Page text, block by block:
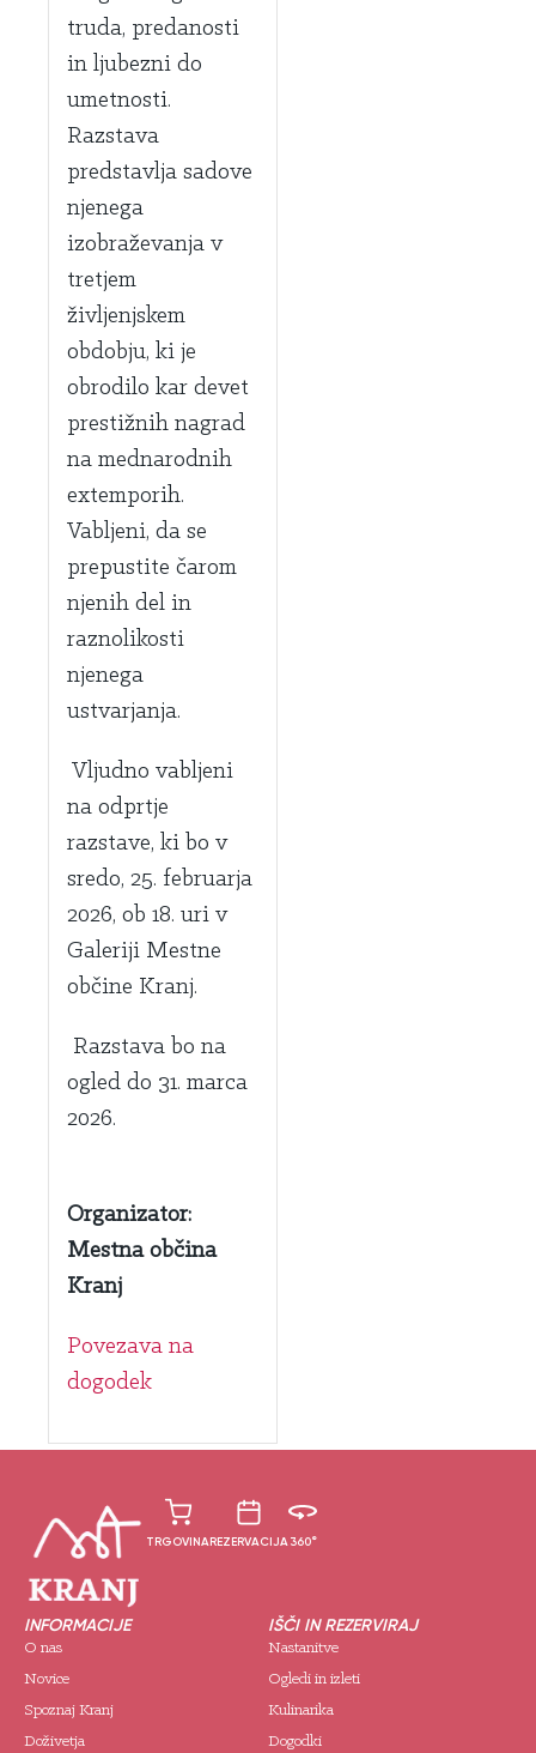
truda, predanosti
in ljubezni do
umetnosti.
Razstava
predstavlja sadove
njenega
izobraževanja v
tretjem
življenjskem
obdobju, ki je
obrodilo kar devet
prestižnih nagrad
na mednarodnih
extemporih.
Vabljeni, da se
prepustite čarom
njenih del in
raznolikosti
njenega
ustvarjanja.
Vljudno vabljeni
na odprtje
razstave, ki bo v
sredo, 25. februarja
2026, ob 18. uri v
Galeriji Mestne
občine Kranj.
Razstava bo na
ogled do 31. marca
2026.
Organizator:
Mestna občina
Kranj
Povezava na
dogodek
TRGOVINAREZERVACIJA360°
INFORMACIJE
O nas
Novice
Spoznaj Kranj
Doživetja
IŠČI IN REZERVIRAJ
Nastanitve
Ogledi in izleti
Kulinarika
Dogodki